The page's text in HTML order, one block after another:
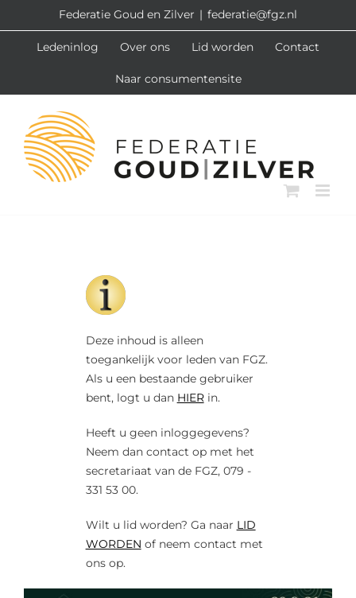
naar
inhoud
Federatie Goud en Zilver | federatie@fgz.nl
Ledeninlog Over ons Lid worden Contact
Naar consumentensite
Deze inhoud is alleen
toegankelijk voor leden van FGZ.
Als u een bestaande gebruiker
bent, logt u dan HIERin.
Heeft u geen inloggegevens?
Neem dan contact op met het
secretariaat van de FGZ, 079 -
331 53 00.
Wilt u lid worden? Ga naar LID
WORDEN of neem contact met
ons op.